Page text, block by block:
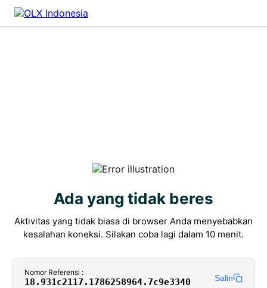
Ada yang tidak beres
Aktivitas yang tidak biasa di browser Anda menyebabkan
kesalahan koneksi. Silakan coba lagi dalam 10 menit.
Nomor Referensi :
18.931c2117.1786258964.7c9e3340 Salin